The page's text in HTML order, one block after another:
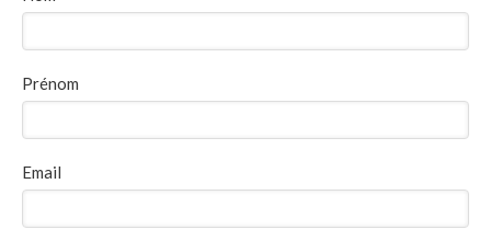
Prénom
Email